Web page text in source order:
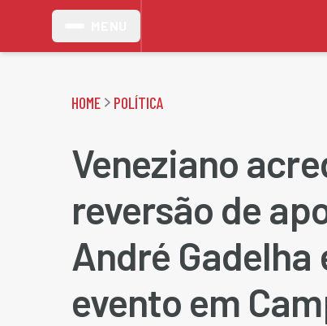
HOME POLÍTICA
Veneziano
reversão de
André Gadelha
evento em